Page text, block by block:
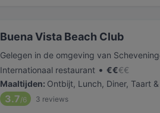
Buena Vista Beach Club
Gelegen in de omgeving van
Internationaal restaurant • €€€€
Maaltijden: Ontbijt, Lunch, Diner, Taart
3.7/6 3 reviews